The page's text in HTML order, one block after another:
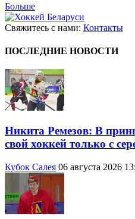
Больше
Свяжитесь с нами: Контакты
ПОСЛЕДНИЕ НОВОСТИ
Никита Ремезов: В
свой хоккей только с
Кубок Салея 06 августа 2026